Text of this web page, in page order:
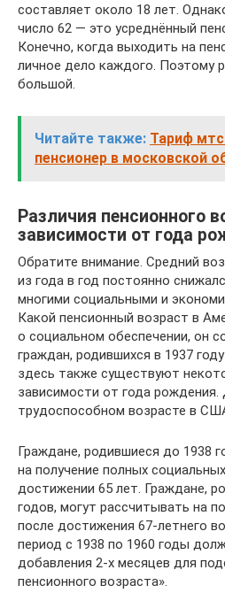
составляет около 18 лет.
число 62 — это усреднённый
Конечно, когда выходить на
личное дело каждого. Поэтому
большой.
Читайте также: Тариф
пенсионер в московской
Различия пенсионного
зависимости от года
Обратите внимание. Средний
из года в год постоянно
многими социальными и
Какой пенсионный возраст в
о социальном обеспечении, он
граждан, родившихся в 1937
здесь также существуют
зависимости от года рождения.
трудоспособном возрасте в
Граждане, родившиеся до 1938
на получение полных
достижении 65 лет. Граждане,
годов, могут рассчитывать на
после достижения 67-летнего
период с 1938 по 1960 годы
добавления 2-х месяцев для
пенсионного возраста».